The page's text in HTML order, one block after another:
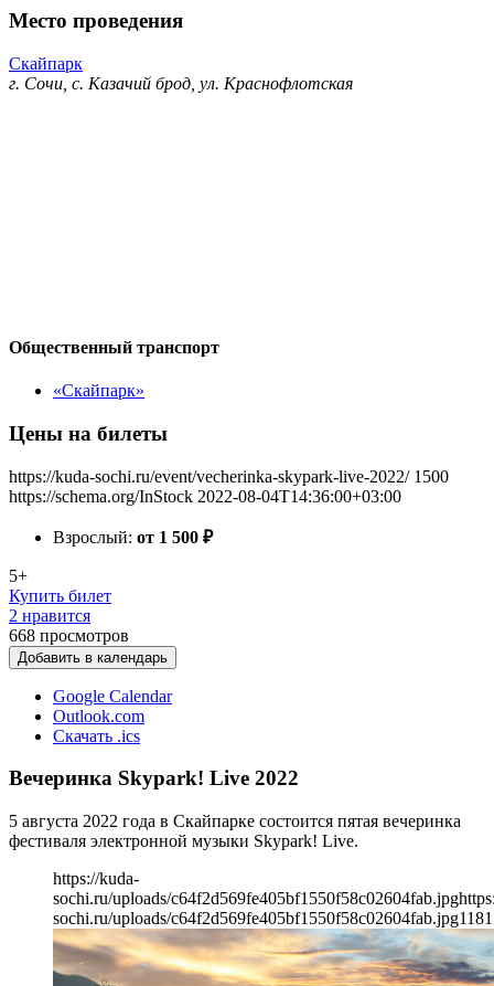
Место проведения
Скайпарк
г. Сочи, с. Казачий брод, ул. Краснофлотская
Общественный транспорт
«Скайпарк»
Цены на билеты
https://kuda-sochi.ru/event/vecherinka-skypark-live-2022/ 1500
https://schema.org/InStock 2022-08-04T14:36:00+03:00
Взрослый: от 1 500 ₽
5+
Купить билет
2 нравится
668 просмотров
Добавить в календарь
Google Calendar
Outlook.com
Скачать .ics
Вечеринка Skypark! Live 2022
5 августа 2022 года в Скайпарке состоится пятая вечеринка
фестиваля электронной музыки Skypark! Live.
https://kuda-
sochi.ru/uploads/c64f2d569fe405bf1550f58c02604fab.jpg
sochi.ru/uploads/c64f2d569fe405bf1550f58c02604fab.jpg1181